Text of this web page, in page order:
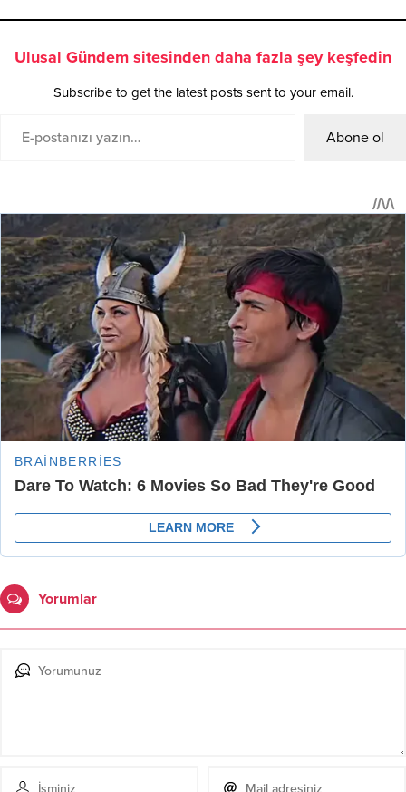
Ulusal Gündem sitesinden daha fazla şey keşfedin
Subscribe to get the latest posts sent to your email.
Abone ol
Yorumlar